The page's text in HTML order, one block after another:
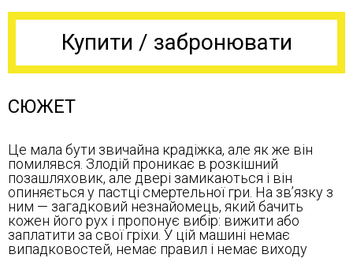
Купити / забронювати
СЮЖЕТ
Це мала бути звичайна крадіжка, але як же він
помилявся. Злодій проникає в розкішний
позашляховик, але двері замикаються і він
опиняється у пастці смертельної гри. На зв’язку з
ним — загадковий незнайомець, який бачить
кожен його рух і пропонує вибір: вижити або
заплатити за свої гріхи. У цій машині немає
випадковостей, немає правил і немає виходу